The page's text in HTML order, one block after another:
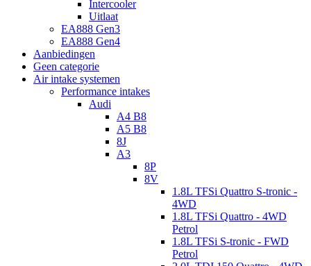
Intercooler
Uitlaat
EA888 Gen3
EA888 Gen4
Aanbiedingen
Geen categorie
Air intake systemen
Performance intakes
Audi
A4 B8
A5 B8
8J
A3
8P
8V
1.8L TFSi Quattro S-tronic -
4WD
1.8L TFSi Quattro - 4WD
Petrol
1.8L TFSi S-tronic - FWD
Petrol